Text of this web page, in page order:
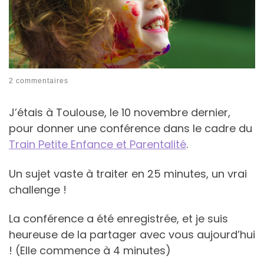
2 commentaires
J’étais à Toulouse, le 10 novembre dernier,
pour donner une conférence dans le cadre du
Train Petite Enfance et Parentalité.
Un sujet vaste à traiter en 25 minutes, un vrai
challenge !
La conférence a été enregistrée, et je suis
heureuse de la partager avec vous aujourd’hui
! (Elle commence à 4 minutes)